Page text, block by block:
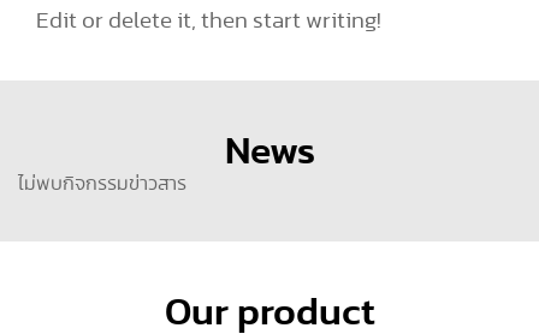
Edit or delete it, then start writing!
News
ไม่พบกิจกรรมข่าวสาร
Our product